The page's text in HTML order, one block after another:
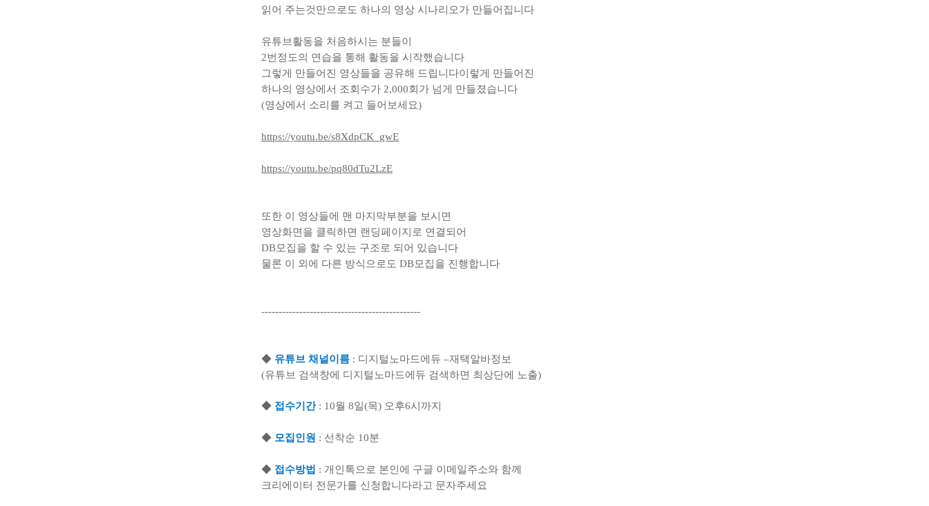
읽어 주는것만으로도 하나의 영상 시나리오가 만들어집니다
유튜브활동을 처음하시는 분들이
2번정도의 연습을 통해 활동을 시작했습니다
그렇게 만들어진 영상들을 공유해 드립니다이렇게 만들어진
하나의 영상에서 조회수가 2,000회가 넘게 만들졌습니다
(영상에서 소리를 켜고 들어보세요)
https://youtu.be/s8XdpCK_gwE
https://youtu.be/pq80dTu2LzE
또한 이 영상들에 맨 마지막부분을 보시면
영상화면을 클릭하면 랜딩페이지로 연결되어
DB모집을 할 수 있는 구조로 되어 있습니다
물론 이 외에 다른 방식으로도 DB모집을 진행합니다
----------------------------------------------
◆ 유튜브 채널이름 : 디지털노마드에듀 –재택알바정보
(유튜브 검색창에 디지털노마드에듀 검색하면 최상단에 노출)
◆ 접수기간 : 10월 8일(목) 오후6시까지
◆ 모집인원 : 선착순 10분
◆ 접수방법 : 개인톡으로 본인에 구글 이메일주소와 함께
크리에이터 전문가를 신청합니다라고 문자주세요